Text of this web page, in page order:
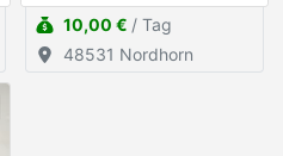
10,00 € / Tag
48531 Nordhorn